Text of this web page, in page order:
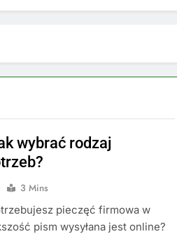
wybrać rodzaj
3 Mins
pieczęć firmowa w
pism wysyłana jest online?